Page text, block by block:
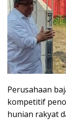
Perusahaan
kompetitif
hunian rakyat